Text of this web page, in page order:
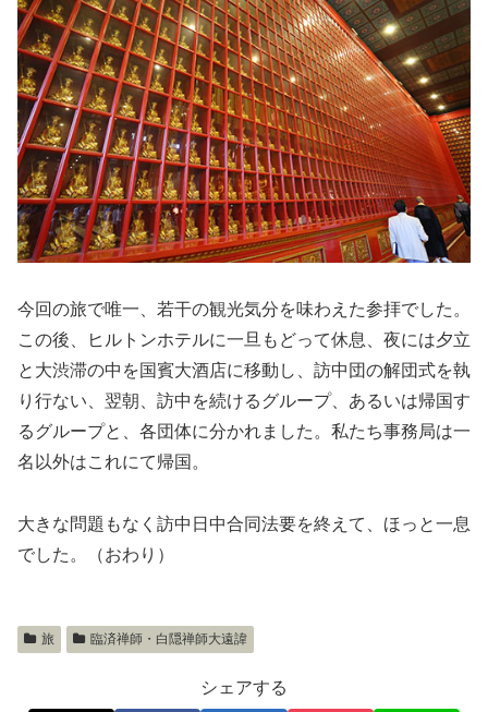
今回の旅で唯一、若干の観光気分を味わえた参拝でした。
この後、ヒルトンホテルに一旦もどって休息、夜には夕立
と大渋滞の中を国賓大酒店に移動し、訪中団の解団式を執
り行ない、翌朝、訪中を続けるグループ、あるいは帰国す
るグループと、各団体に分かれました。私たち事務局は一
名以外はこれにて帰国。
大きな問題もなく訪中日中合同法要を終えて、ほっと一息
でした。（おわり）
旅 臨済禅師・白隠禅師大遠諱
シェアする